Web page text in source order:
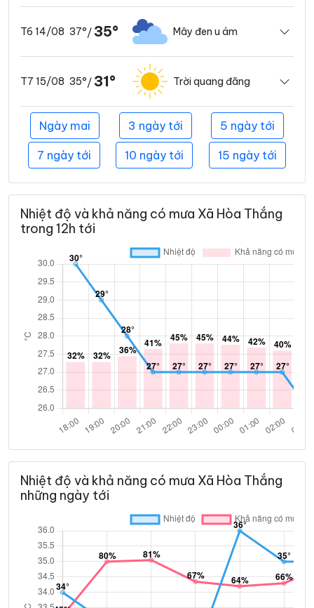
T6 14/08 37°/ 35° Mây đen u ám
T7 15/08 35°/ 31° Trời quang đãng
Ngày mai 3 ngày tới 5 ngày tới
7 ngày tới 10 ngày tới 15 ngày tới
Nhiệt độ và khả năng có mưa Xã Hòa Thắng
trong 12h tới
Nhiệt độ và khả năng có mưa Xã Hòa Thắng
những ngày tới